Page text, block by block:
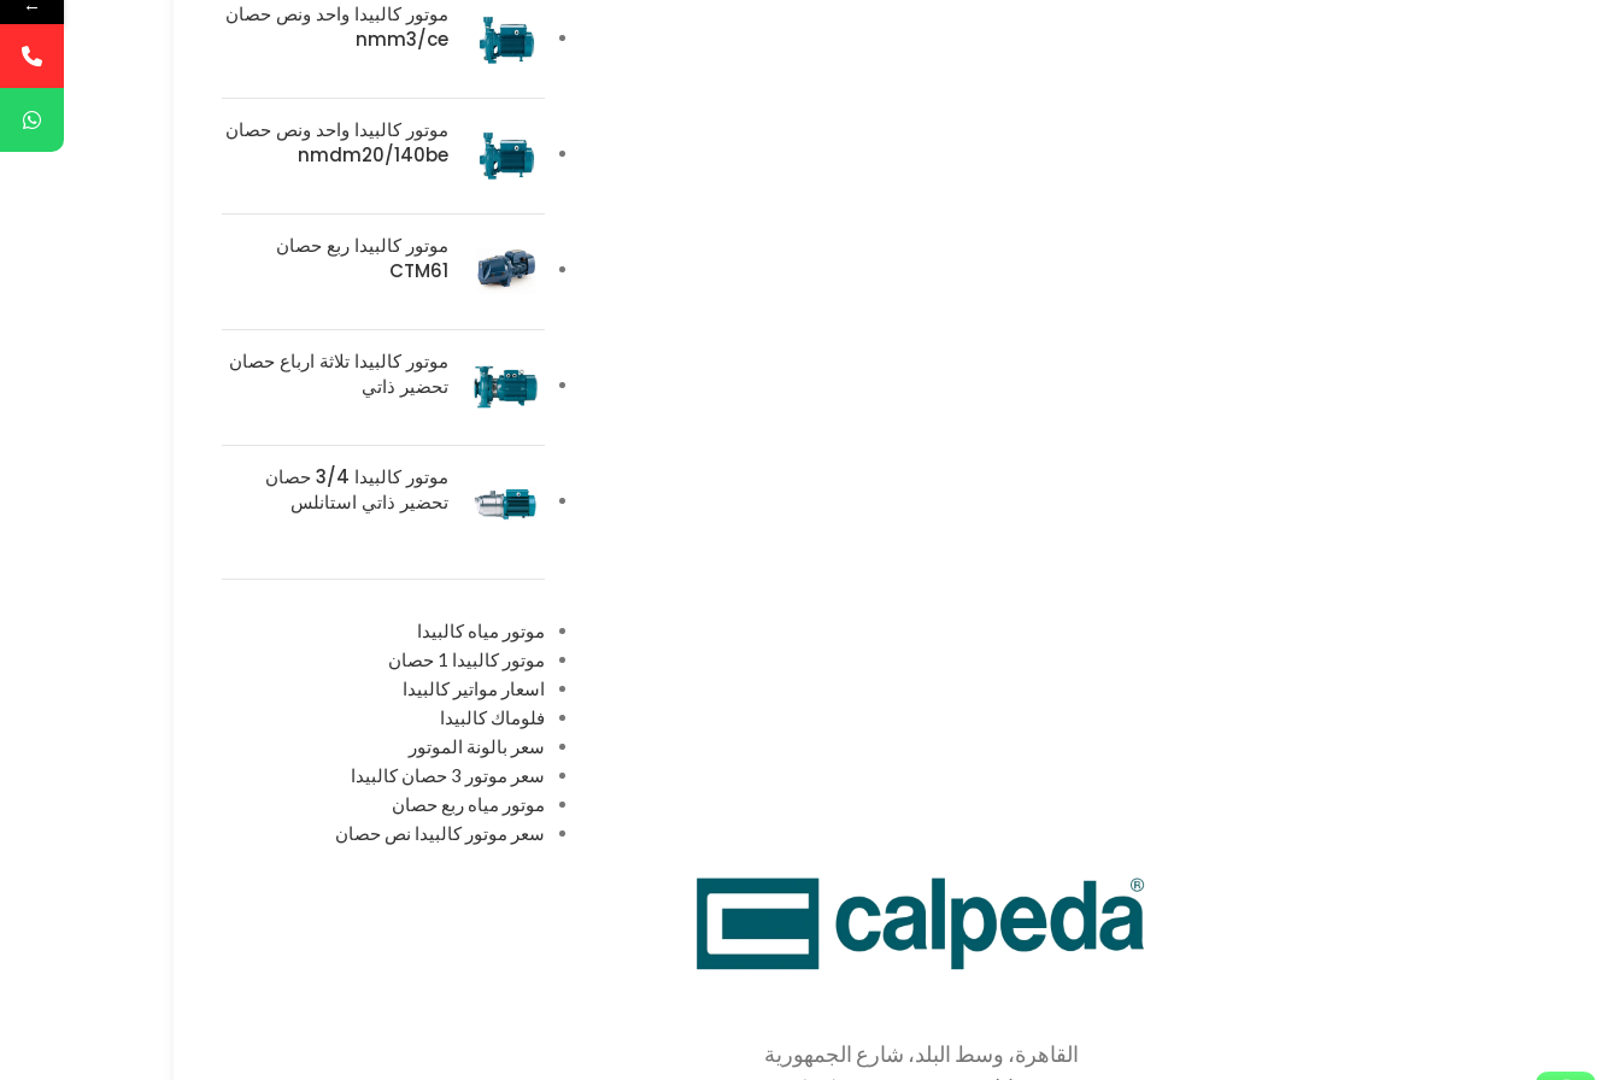
موتور كالبيدا واحد ونص حصان
nmm3/ce
موتور كالبيدا واحد ونص حصان
nmdm20/140be
موتور كالبيدا ربع حصان
CTM61
موتور كالبيدا تلاثة ارباع حصان
تحضير ذاتي
موتور كالبيدا 3/4 حصان
تحضير ذاتي استانلس
موتور مياه كالبيدا
موتور كالبيدا 1 حصان
اسعار مواتير كالبيدا
فلوماك كالبيدا
سعر بالونة الموتور
سعر موتور 3 حصان كالبيدا
موتور مياه ربع حصان
سعر موتور كالبيدا نص حصان
القاهرة، وسط البلد، شارع الجمهورية